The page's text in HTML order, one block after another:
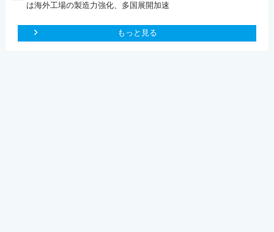
は海外工場の製造力強化、多国展開加速
もっと見る